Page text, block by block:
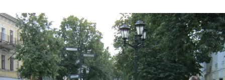
img_2952.jpg